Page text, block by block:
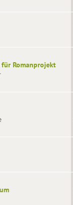
Romanprojekt